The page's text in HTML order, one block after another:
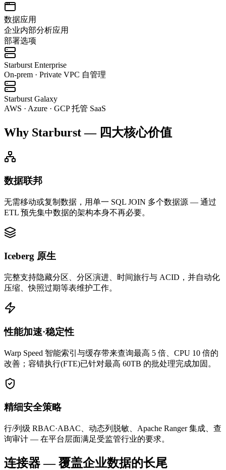
数据应用
企业内部分析应用
部署选项
Starburst Enterprise
On-prem · Private VPC 自管理
Starburst Galaxy
AWS · Azure · GCP 托管 SaaS
Why Starburst — 四大核心价值
数据联邦
无需移动或复制数据，用单一 SQL JOIN 多个数据源 — 通过
ETL 预先集中数据的架构本身不再必要。
Iceberg 原生
完整支持隐藏分区、分区演进、时间旅行与 ACID，并自动化
压缩、快照过期等表维护工作。
性能加速·稳定性
Warp Speed 智能索引与缓存带来查询最高 5 倍、CPU 10 倍的
改善；容错执行(FTE)已针对最高 60TB 的批处理完成加固。
精细安全策略
行/列级 RBAC·ABAC、动态列脱敏、Apache Ranger 集成、查
询审计 — 在平台层面满足受监管行业的要求。
连接器 — 覆盖企业数据的长尾